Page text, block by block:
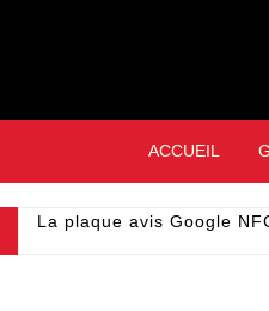
ACCUEIL
La plaque avis Google